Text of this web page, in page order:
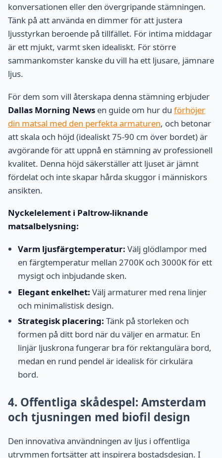
konversationen eller den övergripande stämningen.
Tänk på att använda en dimmer för att justera
ljusstyrkan beroende på tillfället. För intima middagar
är ett mjukt, varmt sken idealiskt. För större
sammankomster kanske du vill ha ett ljusare, jämnare
ljus.
För dem som vill återskapa denna stämning erbjuder
Dallas Morning News en guide om hur du förhöjer
din matsal med den perfekta armaturen, och betonar
att skala och höjd (idealiskt 75-90 cm över bordet) är
avgörande för att uppnå en stämning av professionell
kvalitet. Denna höjd säkerställer att ljuset är jämnt
fördelat och inte skapar hårda skuggor i människors
ansikten.
Nyckelelement i Paltrow-liknande
matsalbelysning:
Varm ljusfärgtemperatur: Välj glödlampor med
en färgtemperatur mellan 2700K och 3000K för ett
mysigt och inbjudande sken.
Elegant enkelhet: Välj armaturer med rena linjer
och minimalistisk design.
Strategisk placering: Tänk på storleken och
formen på ditt bord när du väljer en armatur. En
linjär ljuskrona fungerar bra för rektangulära bord,
medan en rund pendel är idealisk för cirkulära
bord.
4. Offentliga skådespel: Amsterdam
och tjusningen med biofil design
Den innovativa användningen av ljus i offentliga
utrymmen fortsätter att inspirera bostadsdesign. I